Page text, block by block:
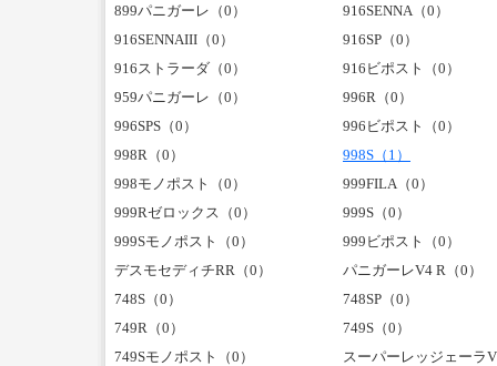
899パニガーレ（0）
916SENNA（0）
916SENNAIII（0）
916SP（0）
916ストラーダ（0）
916ビポスト（0）
959パニガーレ（0）
996R（0）
996SPS（0）
996ビポスト（0）
998R（0）
998S（1）
998モノポスト（0）
999FILA（0）
999Rゼロックス（0）
999S（0）
999Sモノポスト（0）
999ビポスト（0）
デスモセディチRR（0）
パニガーレV4 R（0）
748S（0）
748SP（0）
749R（0）
749S（0）
749Sモノポスト（0）
スーパーレッジェーラ